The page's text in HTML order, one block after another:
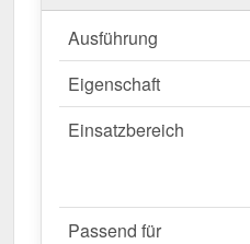
Ausführung
Eigenschaft
Einsatzbereich
Passend für